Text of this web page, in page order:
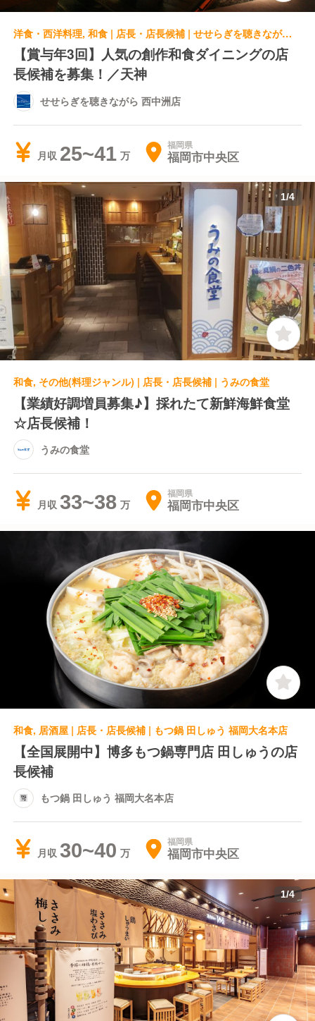
洋食・西洋料理, 和食 | 店長・店長候補 | せせらぎを聴きながら 西中洲店
【賞与年3回】人気の創作和食ダイニングの店
長候補を募集！／天神
せせらぎを聴きながら 西中洲店
月収 25~41 福岡県
福岡市中央区
1/4
和食, その他(料理ジャンル) | 店長・店長候補 | うみの食堂
【業績好調増員募集♪】採れたて新鮮海鮮食堂
☆店長候補！
うみの食堂
月収 33~38 福岡県
福岡市中央区
和食, 居酒屋 | 店長・店長候補 | もつ鍋 田しゅう 福岡大名本店
【全国展開中】博多もつ鍋専門店 田しゅうの店
長候補
もつ鍋 田しゅう 福岡大名本店
月収 30~40 福岡県
福岡市中央区
1/4